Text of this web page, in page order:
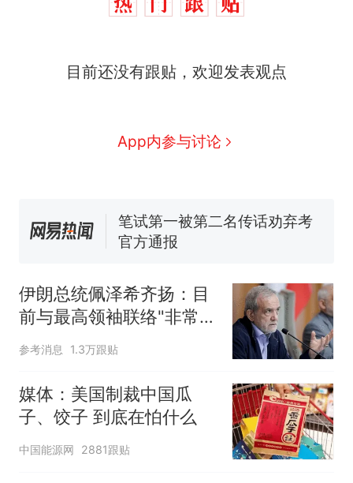
目前还没有跟贴，欢迎发表观点
App内参与讨论
热
制裁瓜子饺子，美国怕什
号，仅凭视频评出？中国烹饪
140多朵
那个在床头放菜刀的女孩，因
来源：参考消息）
笔试第一被第二名传话劝弃考
官方通报
么？
伊朗总统佩泽希齐扬：目
前与最高领袖联络"非常困
难"
参考消息 1.3万跟贴
媒体：美国制裁中国瓜
子、饺子 到底在怕什么
中国能源网 2881跟贴